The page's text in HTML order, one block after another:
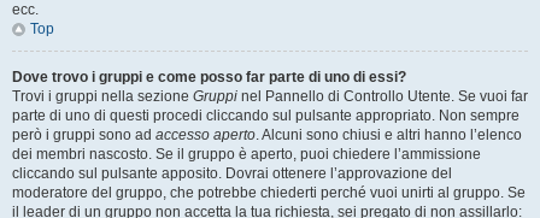
ecc.
Top
Dove trovo i gruppi e come posso far parte di uno di essi?
Trovi i gruppi nella sezione Gruppi nel Pannello di Controllo Utente. Se vuoi far
parte di uno di questi procedi cliccando sul pulsante appropriato. Non sempre
però i gruppi sono ad accesso aperto. Alcuni sono chiusi e altri hanno l’elenco
dei membri nascosto. Se il gruppo è aperto, puoi chiedere l’ammissione
cliccando sul pulsante apposito. Dovrai ottenere l’approvazione del
moderatore del gruppo, che potrebbe chiederti perché vuoi unirti al gruppo. Se
il leader di un gruppo non accetta la tua richiesta, sei pregato di non assillarlo: